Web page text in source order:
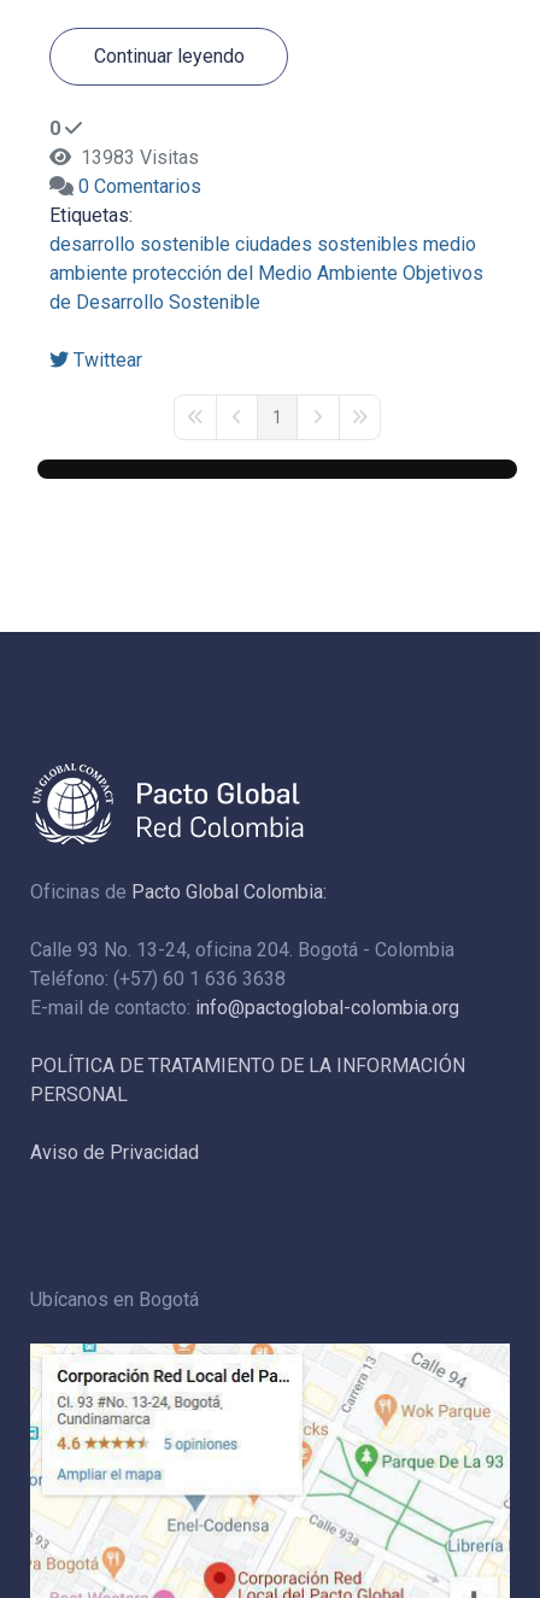
Continuar leyendo
0
13983 Visitas
0 Comentarios
Etiquetas:
desarrollo sostenible ciudades sostenibles medio
ambiente protección del Medio Ambiente Objetivos
de Desarrollo Sostenible
Twittear
First PagePrevious Page
1
Next PageLast Page
Oficinas de Pacto Global Colombia:
Calle 93 No. 13-24, oficina 204. Bogotá - Colombia
Teléfono: (+57) 60 1 636 3638
E-mail de contacto: info@pactoglobal-colombia.org
POLÍTICA DE TRATAMIENTO DE LA INFORMACIÓN
PERSONAL
Aviso de Privacidad
Ubícanos en Bogotá